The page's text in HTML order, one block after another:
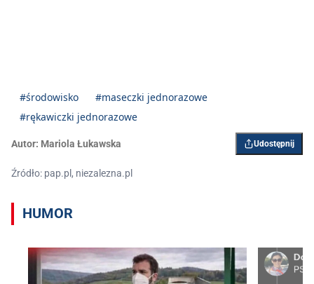
#środowisko
#maseczki jednorazowe
#rękawiczki jednorazowe
Autor: Mariola Łukawska Udostępnij
Źródło: pap.pl, niezalezna.pl
HUMOR